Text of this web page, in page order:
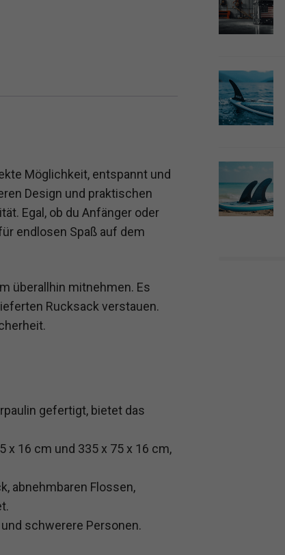
Möglichkeit, entspannt und
Design und praktischen
Egal, ob du Anfänger oder
endlosen Spaß auf dem
überallhin mitnehmen. Es
Rucksack verstauen.
gefertigt, bietet das
x 16 cm und 335 x 75 x 16 cm,
abnehmbaren Flossen,
schwerere Personen.